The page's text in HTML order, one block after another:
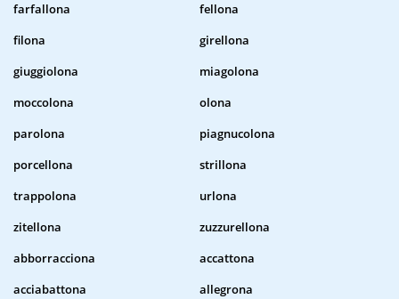
farfallona
fellona
filona
girellona
giuggiolona
miagolona
moccolona
olona
parolona
piagnucolona
porcellona
strillona
trappolona
urlona
zitellona
zuzzurellona
abborracciona
accattona
acciabattona
allegrona